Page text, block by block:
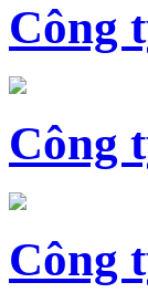
Công
Công
Công